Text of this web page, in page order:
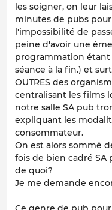
les soigner, on leur
minutes de pubs
l'impossibilité de
peine d'avoir une
programmation
séance à la fin.) et
OUTRES des
centralisant les films
notre salle SA pub
expliquant les
consommateur.
On est alors sommé
fois de bien cadré SA
de quoi?
Je me demande